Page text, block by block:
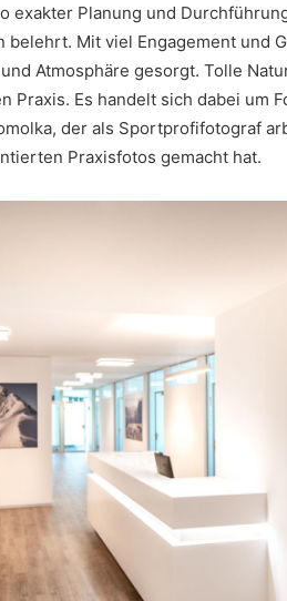
exakter Planung und
belehrt. Mit viel Engagement und
Atmosphäre gesorgt. Tolle
Praxis. Es handelt sich dabei um
der als Sportprofifotograf
Praxisfotos gemacht hat.